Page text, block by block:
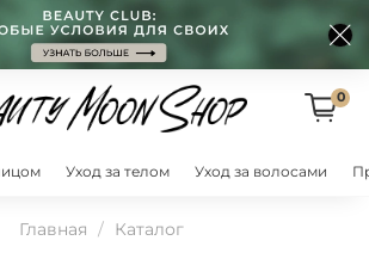
0
Уход за телом Уход за волосами
Главная Каталог